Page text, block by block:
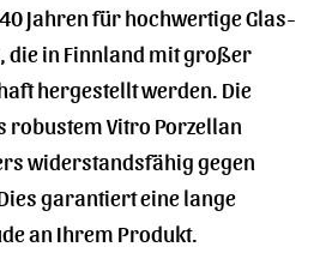
Jahren für hochwertige Glas-
die in Finnland mit großer
hergestellt werden. Die
robustem Vitro Porzellan
widerstandsfähig gegen
garantiert eine lange
an Ihrem Produkt.